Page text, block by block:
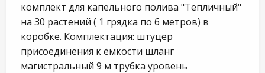
комплект для капельного полива "Тепличный"
на 30 растений ( 1 грядка по 6 метров) в
коробке. Комплектация: штуцер
присоединения к ёмкости шланг
магистральный 9 м трубка уровень